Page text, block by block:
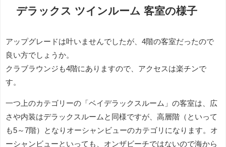
デラックス ツインルーム 客室の様子
アップグレードは叶いませんでしたが、4階の客室だったので
良い方でしょうか。
クラブラウンジも4階にありますので、アクセスは楽チンで
す。
一つ上のカテゴリーの「ベイデラックスルーム」の客室は、広
さや内装はデラックスルームと同様ですが、高層階（といって
も5～7階）となりオーシャンビューのカテゴリになります。オ
ーシャンビューといっても、オンザビーチではないので海から